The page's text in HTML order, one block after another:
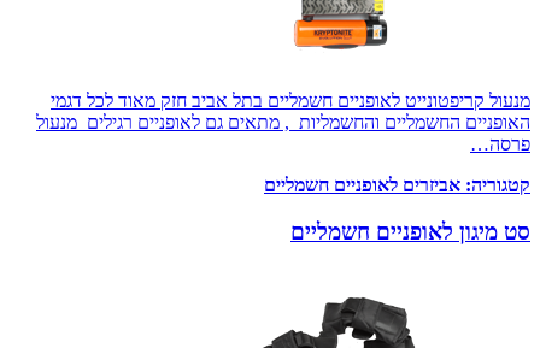
מנעול קריפטונייט לאופניים חשמליים בתל אביב חזק מאוד לכל דגמי
האופניים החשמליים והחשמליות , מתאים גם לאופניים רגילים מנעול
פרסה…
קטגוריה: אביזרים לאופניים חשמליים
סט מיגון לאופניים חשמליים